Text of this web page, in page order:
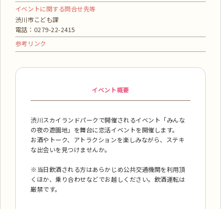
イベントに関する問合せ先等
渋川市こども課
電話：0279-22-2415
参考リンク
イベント概要
渋川スカイランドパークで開催されるイベント「みんな
の夜の遊園地」を舞台に恋活イベントを開催します。
お酒やトーク、アトラクションを楽しみながら、ステキ
な出会いを見つけませんか。
※当日飲酒される方はあらかじめ公共交通機関を利用頂
くほか、乗り合わせなどでお越しください。飲酒運転は
厳禁です。